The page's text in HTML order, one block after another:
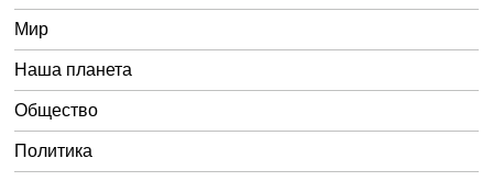
Мир
Наша планета
Общество
Политика